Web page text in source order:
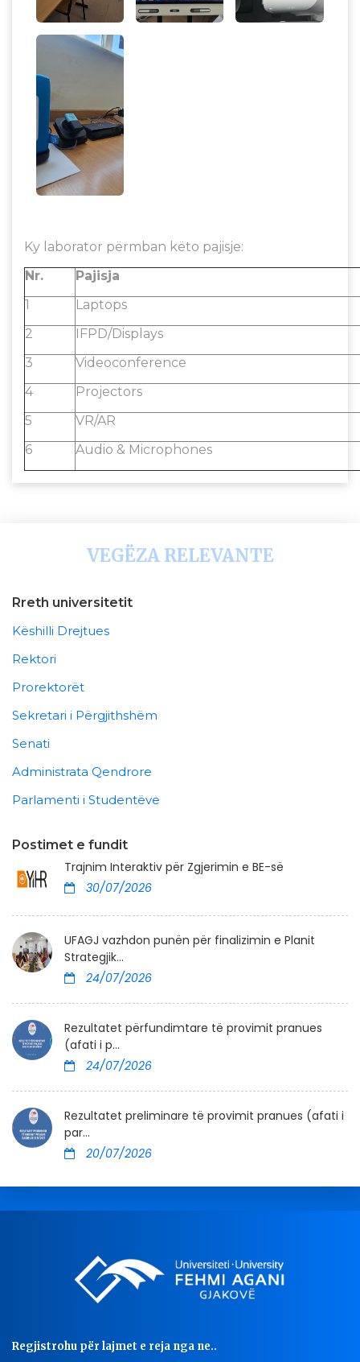
Ky laborator përmban këto pajisje:
Nr.
Pajisja
1
Laptops
2
IFPD/Displays
3
Videoconference
4
Projectors
5
VR/AR
6
Audio & Microphones
VEGËZA RELEVANTE
Rreth universitetit
Këshilli Drejtues
Rektori
Prorektorët
Sekretari i Përgjithshëm
Senati
Administrata Qendrore
Parlamenti i Studentëve
Postimet e fundit
Trajnim Interaktiv për Zgjerimin e BE-së
30/07/2026
UFAGJ vazhdon punën për finalizimin e Planit
Strategjik...
24/07/2026
Rezultatet përfundimtare të provimit pranues
(afati i p...
24/07/2026
Rezultatet preliminare të provimit pranues (afati i
par...
20/07/2026
Regjistrohu për lajmet e reja nga ne..